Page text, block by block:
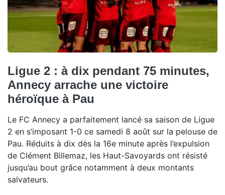
Ligue 2 : à dix pendant 75 minutes,
Annecy arrache une victoire
héroïque à Pau
Le FC Annecy a parfaitement lancé sa saison de Ligue
2 en s’imposant 1-0 ce samedi 8 août sur la pelouse de
Pau. Réduits à dix dès la 16e minute après l’expulsion
de Clément Billemaz, les Haut-Savoyards ont résisté
jusqu’au bout grâce notamment à deux montants
salvateurs.